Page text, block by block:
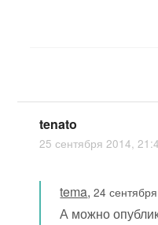
tenato
25 сентября 2014,
tema,24
А можно